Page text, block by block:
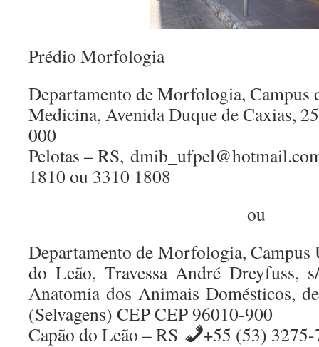
Prédio Morfologia
Departamento de Morfologia, Campus
Medicina, Avenida Duque de Caxias,
000
Pelotas – RS,
1810 ou 3310 1808
ou
Departamento de Morfologia, Campus
do Leão, Travessa André Dreyfuss,
Anatomia dos Animais Domésticos,
(Selvagens) CEP CEP 96010-900
Capão do Leão – RS
+55 (53) 3275-